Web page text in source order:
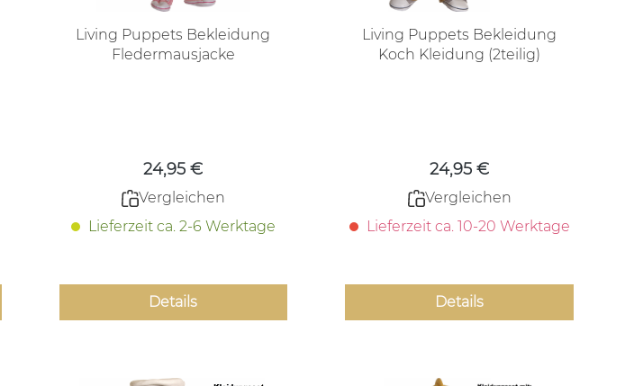
Living Puppets Bekleidung
Fledermausjacke
24,95 €
Vergleichen
Lieferzeit ca. 2-6 Werktage
Details
Living Puppets Bekleidung
Koch Kleidung (2teilig)
24,95 €
Vergleichen
Lieferzeit ca. 10-20 Werktage
Details